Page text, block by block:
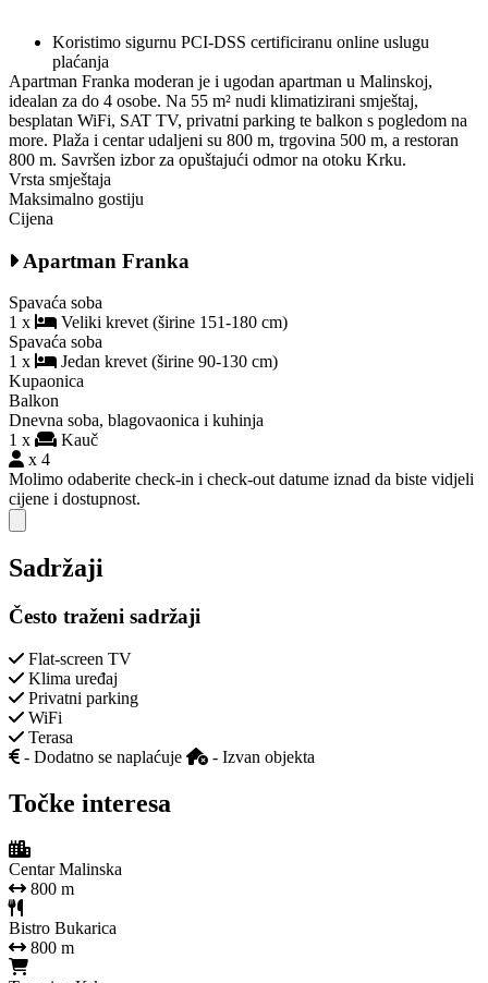
Koristimo sigurnu PCI-DSS certificiranu online uslugu
plaćanja
Apartman Franka moderan je i ugodan apartman u Malinskoj,
idealan za do 4 osobe. Na 55 m² nudi klimatizirani smještaj,
besplatan WiFi, SAT TV, privatni parking te balkon s pogledom na
more. Plaža i centar udaljeni su 800 m, trgovina 500 m, a restoran
800 m. Savršen izbor za opuštajući odmor na otoku Krku.
Vrsta smještaja
Maksimalno gostiju
Cijena
Apartman Franka
Spavaća soba
1 x
Veliki krevet (širine 151-180 cm)
Spavaća soba
1 x
Jedan krevet (širine 90-130 cm)
Kupaonica
Balkon
Dnevna soba, blagovaonica i kuhinja
1 x
Kauč
x 4
Molimo odaberite check-in i check-out datume iznad da biste vidjeli
cijene i dostupnost.
Close modal
Sadržaji
Često traženi sadržaji
Flat-screen TV
Klima uređaj
Privatni parking
WiFi
Terasa
- Dodatno se naplaćuje
- Izvan objekta
Točke interesa
Centar Malinska
800 m
Bistro Bukarica
800 m